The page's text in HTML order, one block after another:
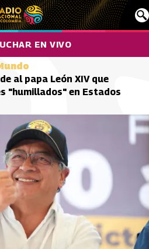
EN VIVO
al papa León XIV que
"humillados" en Estados